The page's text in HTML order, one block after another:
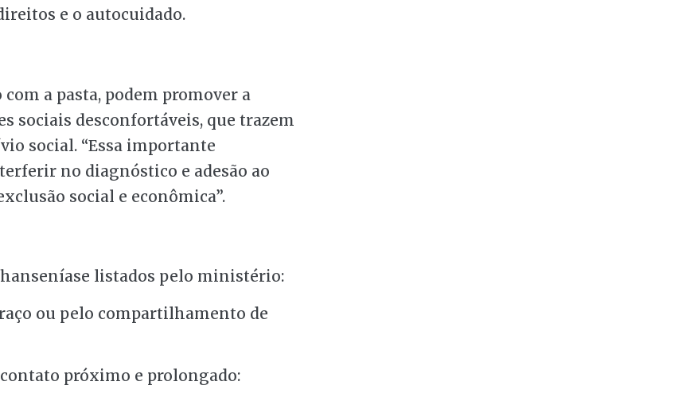
e o autocuidado.
a pasta, podem promover a
sociais desconfortáveis, que trazem
social. “Essa importante
no diagnóstico e adesão ao
social e econômica”.
listados pelo ministério:
ou pelo compartilhamento de
próximo e prolongado: